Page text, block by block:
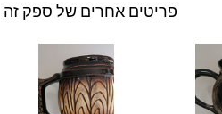
פריטים אחרים של ספק זה